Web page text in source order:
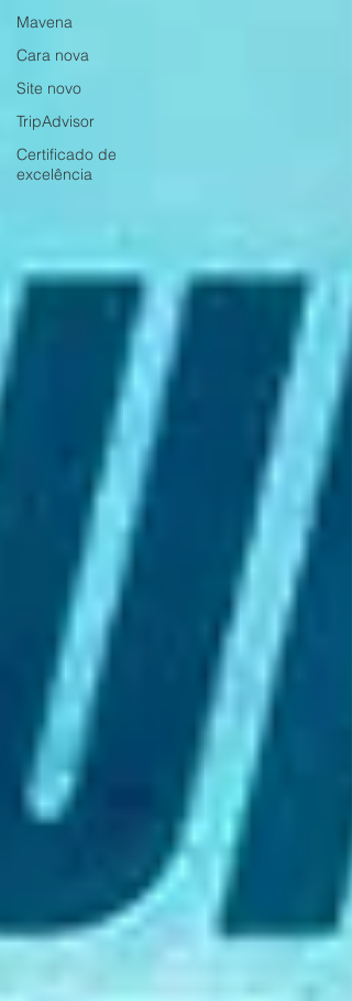
Mavena
Cara nova
Site novo
TripAdvisor
Certificado de
excelência